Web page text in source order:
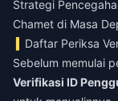
Strategi
Chamet di Masa
Daftar Periksa
Sebelum memulai
Verifikasi ID